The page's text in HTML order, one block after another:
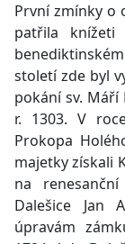
První zmínky o
patřila
století zde byl
pokání sv. Máří
r. 1303. V
Prokopa
majetky získali
na
Dalešice Jan
úpravám